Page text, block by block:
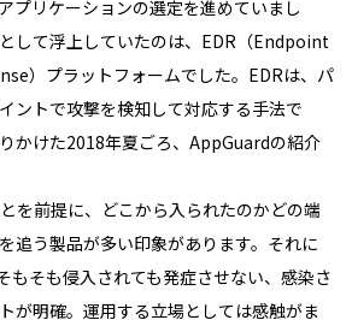
プリケーションの選定を進めていまし
して浮上していたのは、EDR（Endpoint
）プラットフォームでした。EDRは、パ
ントで攻撃を検知して対応する手法で
かけた2018年夏ごろ、AppGuardの紹介
を前提に、どこから入られたのかどの端
追う製品が多い印象があります。それに
もそも侵入されても発症させない、感染さ
が明確。運用する立場としては感触がま